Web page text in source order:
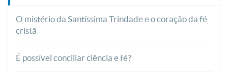
O mistério da Santíssima Trindade e o coração da fé
cristã
É possível conciliar ciência e fé?